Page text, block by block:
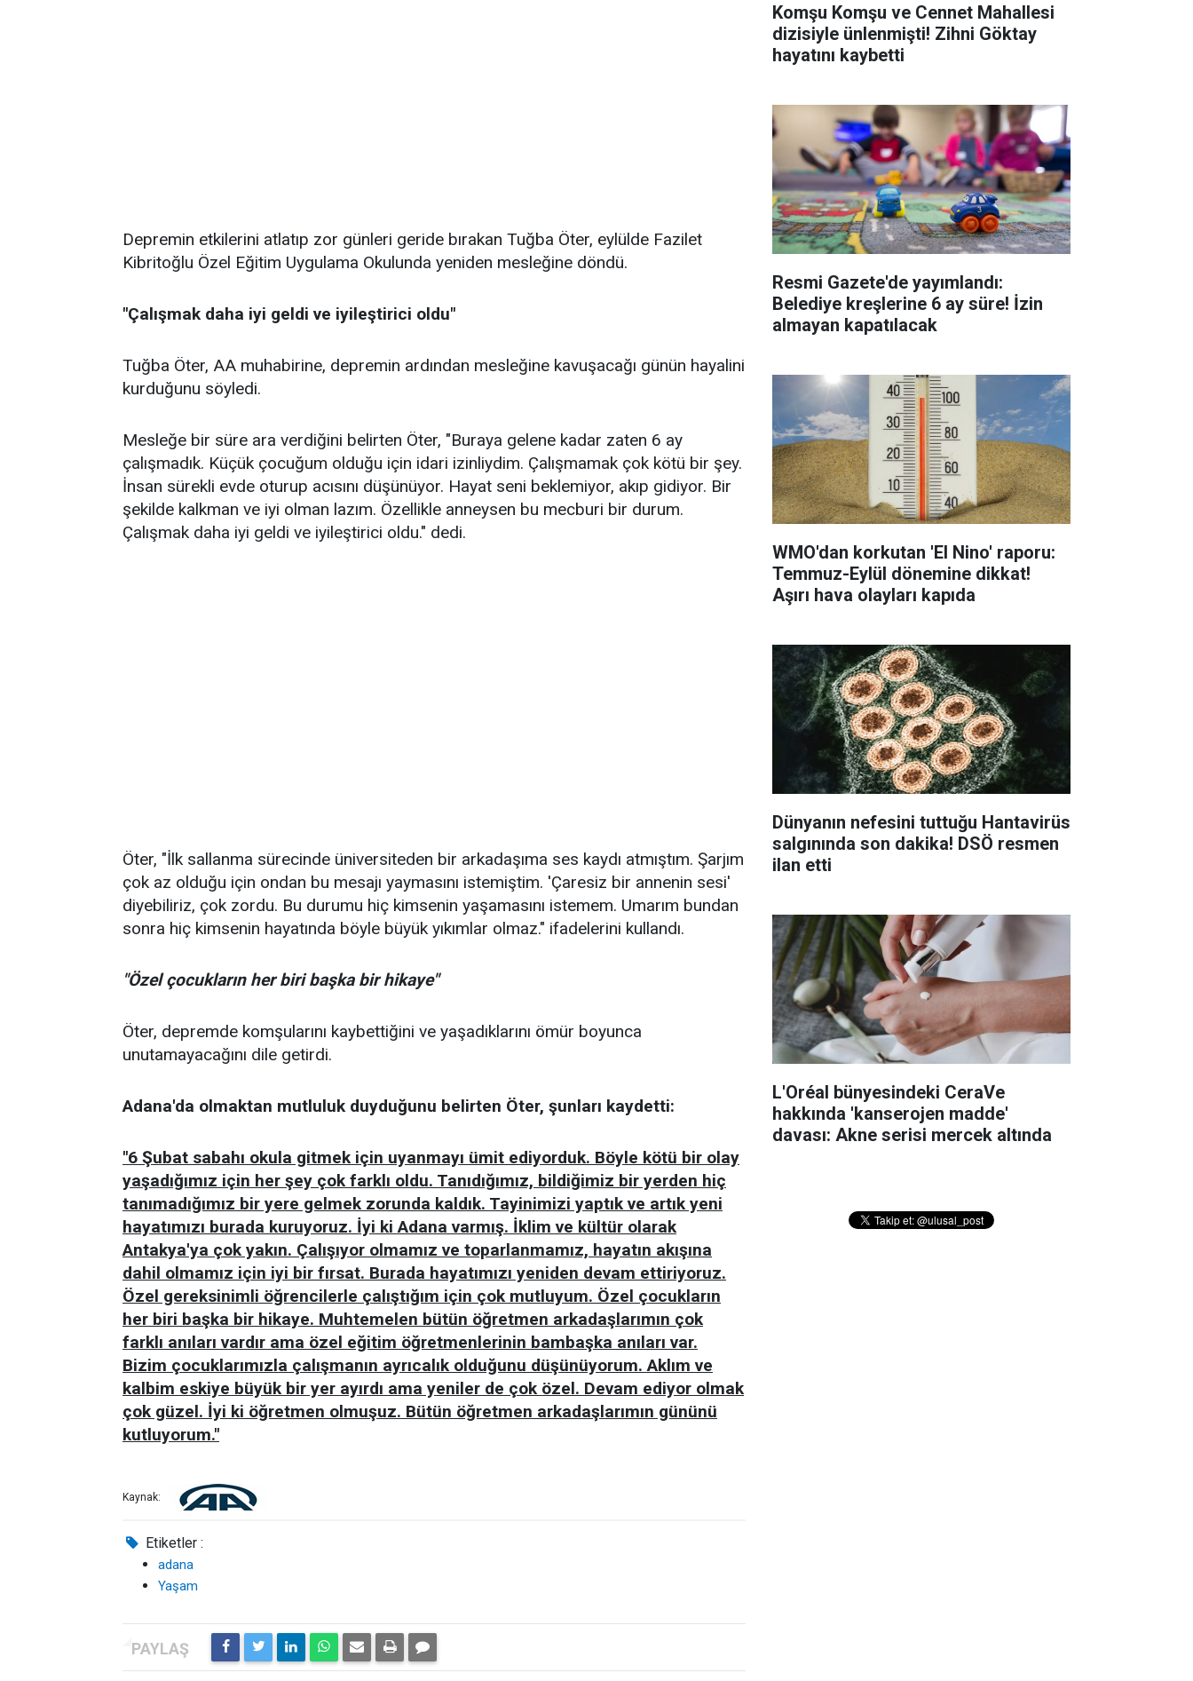
Depremin etkilerini atlatıp zor günleri geride bırakan Tuğba Öter, eylülde Fazilet
Kibritoğlu Özel Eğitim Uygulama Okulunda yeniden mesleğine döndü.
"Çalışmak daha iyi geldi ve iyileştirici oldu"
Tuğba Öter, AA muhabirine, depremin ardından mesleğine kavuşacağı günün hayalini
kurduğunu söyledi.
Mesleğe bir süre ara verdiğini belirten Öter, "Buraya gelene kadar zaten 6 ay
çalışmadık. Küçük çocuğum olduğu için idari izinliydim. Çalışmamak çok kötü bir şey.
İnsan sürekli evde oturup acısını düşünüyor. Hayat seni beklemiyor, akıp gidiyor. Bir
şekilde kalkman ve iyi olman lazım. Özellikle anneysen bu mecburi bir durum.
Çalışmak daha iyi geldi ve iyileştirici oldu." dedi.
Öter, "İlk sallanma sürecinde üniversiteden bir arkadaşıma ses kaydı atmıştım. Şarjım
çok az olduğu için ondan bu mesajı yaymasını istemiştim. 'Çaresiz bir annenin sesi'
diyebiliriz, çok zordu. Bu durumu hiç kimsenin yaşamasını istemem. Umarım bundan
sonra hiç kimsenin hayatında böyle büyük yıkımlar olmaz." ifadelerini kullandı.
"Özel çocukların her biri başka bir hikaye"
Öter, depremde komşularını kaybettiğini ve yaşadıklarını ömür boyunca
unutamayacağını dile getirdi.
Adana'da olmaktan mutluluk duyduğunu belirten Öter, şunları kaydetti:
"6 Şubat sabahı okula gitmek için uyanmayı ümit ediyorduk. Böyle kötü bir olay
yaşadığımız için her şey çok farklı oldu. Tanıdığımız, bildiğimiz bir yerden hiç
tanımadığımız bir yere gelmek zorunda kaldık. Tayinimizi yaptık ve artık yeni
hayatımızı burada kuruyoruz. İyi ki Adana varmış. İklim ve kültür olarak
Antakya'ya çok yakın. Çalışıyor olmamız ve toparlanmamız, hayatın akışına
dahil olmamız için iyi bir fırsat. Burada hayatımızı yeniden devam ettiriyoruz.
Özel gereksinimli öğrencilerle çalıştığım için çok mutluyum. Özel çocukların
her biri başka bir hikaye. Muhtemelen bütün öğretmen arkadaşlarımın çok
farklı anıları vardır ama özel eğitim öğretmenlerinin bambaşka anıları var.
Bizim çocuklarımızla çalışmanın ayrıcalık olduğunu düşünüyorum. Aklım ve
kalbim eskiye büyük bir yer ayırdı ama yeniler de çok özel. Devam ediyor olmak
çok güzel. İyi ki öğretmen olmuşuz. Bütün öğretmen arkadaşlarımın gününü
kutluyorum."
Kaynak:
Etiketler :
adana
Yaşam
Komşu Komşu ve Cennet Mahallesi
dizisiyle ünlenmişti! Zihni Göktay
hayatını kaybetti
Resmi Gazete'de yayımlandı:
Belediye kreşlerine 6 ay süre! İzin
almayan kapatılacak
WMO'dan korkutan 'El Nino' raporu:
Temmuz-Eylül dönemine dikkat!
Aşırı hava olayları kapıda
Dünyanın nefesini tuttuğu Hantavirüs
salgınında son dakika! DSÖ resmen
ilan etti
L'Oréal bünyesindeki CeraVe
hakkında 'kanserojen madde'
davası: Akne serisi mercek altında